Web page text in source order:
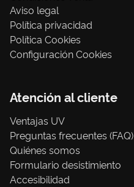
Aviso legal
Política privacidad
Política Cookies
Configuración Cookies
Atención al cliente
Ventajas UV
Preguntas frecuentes (FAQ)
Quiénes somos
Formulario desistimiento
Accesibilidad